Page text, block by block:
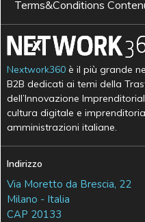
Terms&Conditions
Nextwork360 è il più grande
B2B dedicati ai temi della
dell’Innovazione
cultura digitale e
amministrazioni italiane.
Indirizzo
Via Moretto da Brescia, 22
Milano - Italia
CAP 20133